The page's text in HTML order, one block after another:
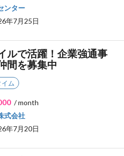
ンター
年7月25日
ルで活躍！企業強通事
間を募集中
ム
/ month
式会社
年7月20日